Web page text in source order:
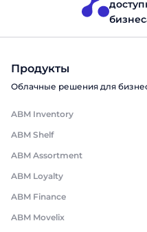
Продукты
Облачные решения для
ABM Inventory
ABM Shelf
ABM Assortment
ABM Loyalty
ABM Finance
ABM Movelix